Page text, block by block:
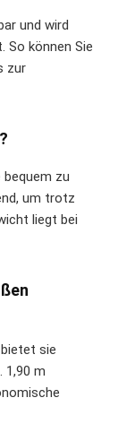
und wird
So können Sie
zur
bequem zu
um trotz
liegt bei
sie
1,90 m